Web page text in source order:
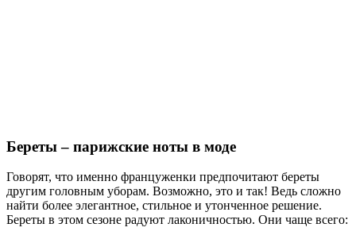
Береты – парижские ноты в моде
Говорят, что именно француженки предпочитают береты
другим головным уборам. Возможно, это и так! Ведь сложно
найти более элегантное, стильное и утонченное решение.
Береты в этом сезоне радуют лаконичностью. Они чаще всего: